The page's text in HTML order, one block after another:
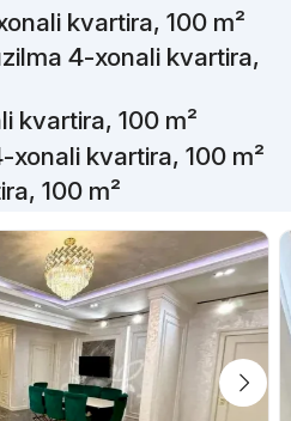
kvartira, 100 m²
4-xonali kvartira,
kvartira, 100 m²
xonali kvartira, 100 m²
100 m²